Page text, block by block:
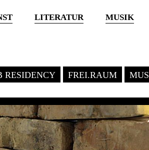
LITERATUR MUSIK
RESIDENCY FREI.RAUM